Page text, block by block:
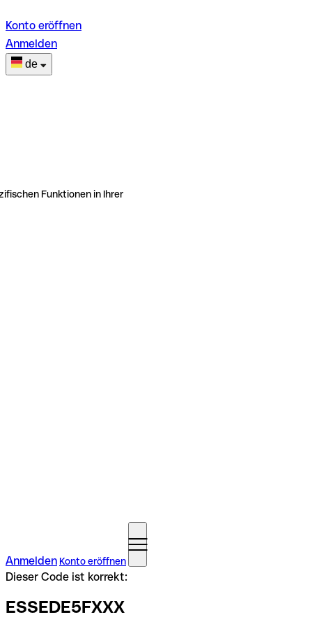
Konto eröffnen
Anmelden
de
Funktionen in Ihrer
Anmelden Konto eröffnen
Dieser Code ist korrekt:
ESSEDE5FXXX